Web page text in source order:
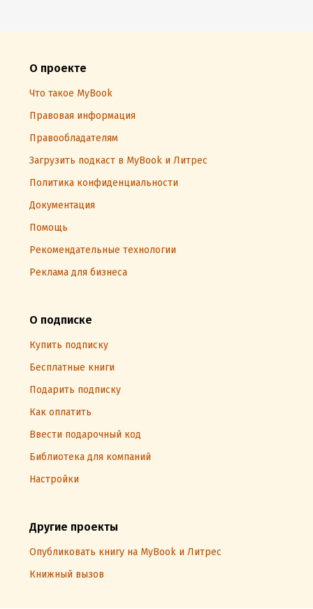
О проекте
Что такое MyBook
Правовая информация
Правообладателям
Загрузить подкаст в MyBook и Литрес
Политика конфиденциальности
Документация
Помощь
Рекомендательные технологии
Реклама для бизнеса
О подписке
Купить подписку
Бесплатные книги
Подарить подписку
Как оплатить
Ввести подарочный код
Библиотека для компаний
Настройки
Другие проекты
Опубликовать книгу на MyBook и Литрес
Книжный вызов